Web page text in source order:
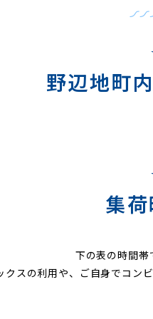
野辺地町
集
下の表の時間帯
クスの利用や、ご自身でコン